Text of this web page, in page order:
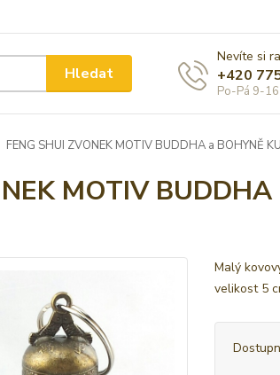
Hledat
Nevíte si
+420
Po-Pá 9-
FENG SHUI ZVONEK MOTIV BUDDHA a BOHYNĚ
MOTIV
Malý
velikost 5